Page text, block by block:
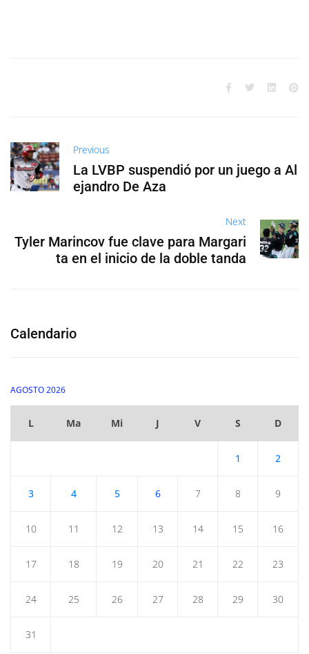
Previous
La LVBP suspendió por un juego a Al
ejandro De Aza
Next
Tyler Marincov fue clave para Margari
ta en el inicio de la doble tanda
Calendario
AGOSTO 2026
L Ma Mi J V S D
1 2
3 4 5 6 7 8 9
10 11 12 13 14 15 16
17 18 19 20 21 22 23
24 25 26 27 28 29 30
31